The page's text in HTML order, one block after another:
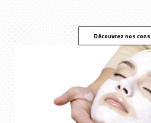
Découvrez nos